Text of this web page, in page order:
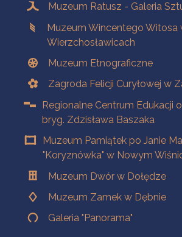
Muzeum Ratusz - Galeria
Muzeum Wincentego Witosa
Wierzchosławicach
Muzeum Etnograficzne
Zagroda Felicji Curyłowej w
Regionalne Centrum Edukacji
bryg. Zdzisława Baszaka
Muzeum Pamiątek po Janie
"Koryznówka" w Nowym
Muzeum Dwór w Dołędze
Muzeum Zamek w Dębnie
Galeria "Panorama"